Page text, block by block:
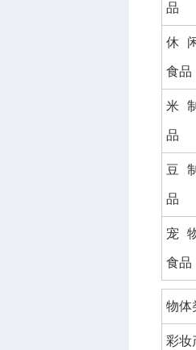
品
休
食品
米
品
豆
品
宠
食品
物体
彩妆